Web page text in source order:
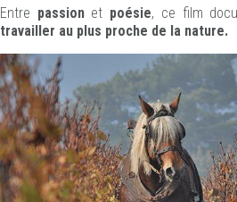
Entre passionet poésie, ce film
travailler au plus proche de la nature.